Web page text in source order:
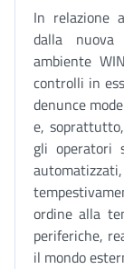
In relazione
dalla
ambiente
controlli in
denunce
e,
gli operatori
ordine alla
periferiche,
il mondo